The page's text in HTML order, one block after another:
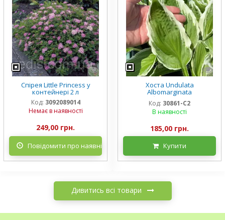
Спірея Little Princess у
контейнері 2 л
Код: 3092089014
Немає в наявності
249,00 грн.
Повідомити про наявність
Хоста Undulata
Albomarginata
(Альбомарджината)
контейнер 2 л, 3/+ розетки
Код: 30861-С2
В наявності
185,00 грн.
Купити
Дивитись всі товари